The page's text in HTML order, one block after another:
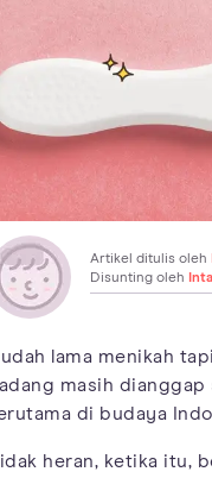
Artikel ditulis oleh
Disunting oleh
lama menikah
masih
di budaya
heran, ketika itu,